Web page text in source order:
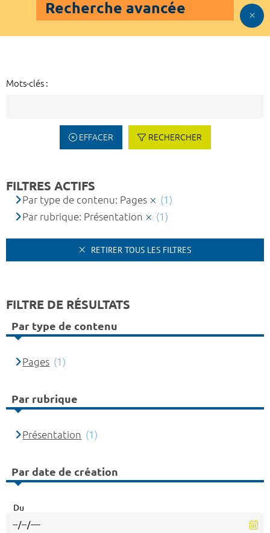
Recherche avancée
Mots-clés :
EFFACER RECHERCHER
FILTRES ACTIFS
Par type de contenu: Pages
(1)
Par rubrique: Présentation
(1)
RETIRER TOUS LES FILTRES
FILTRE DE RÉSULTATS
Par type de contenu
Pages (1)
Par rubrique
Présentation (1)
Par date de création
Du